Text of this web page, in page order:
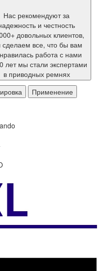
Нас рекомендуют за
и честность
довольных клиентов,
все, что бы вам
работа с нами
лет мы стали экспертами
в приводных ремнях
Применение